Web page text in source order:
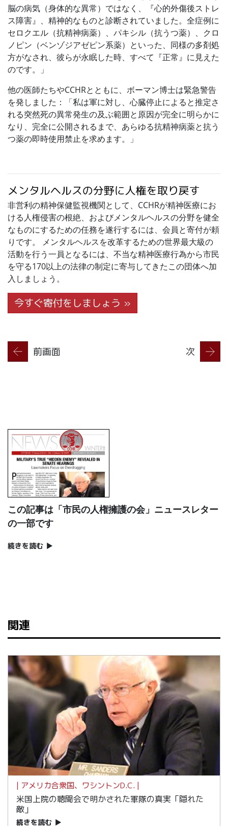
脳の病気（身体的な異常）ではなく、『心的外傷後ストレ
ス障害』、精神的なものと診断されていました。全症例に
セロクエル（抗精神病薬）、パキシル（抗うつ薬）、クロ
ノピン（ベンゾジアゼピン系薬）といった、同様の多剤処
方がなされ、彼らが永眠した時、すべて『正常』に見えた
のです。」
他の医師たちやCCHRとともに、ボーマン博士は緊急警告
を発しました：「私は軍に対し、心臓停止によると推定さ
れる突然死の異常発生の及ぶ範囲と原因が完全に明らかに
なり、完全に公開されるまで、あらゆる抗精神病薬と抗う
つ薬の即時使用禁止を求めます。」
メンタルヘルスの分野に人権を取り戻す
非営利の精神保健監視機関として、CCHRが精神医療にお
ける人権侵害の根絶、およびメンタルヘルスの分野を健全
なものにするための任務を遂行するには、会員と寄付が頼
りです。 メンタルヘルスを改革するための世界最大級の
活動を行う一員となるには、不当な精神医療行為から市民
を守る170以上の法律の制定に寄与してきたこの団体へ加
入しましょう。
今すぐ寄付をしましょう »
前画面 次
この記事は「市民の人権擁護の会」ニュースレター
の一部です
続きを読む ▶
関連
| アメリカ合衆国、ワシントンD.C. |
米国上院の聴聞会で明かされた軍隊の真実「隠れた
敵」
続きを読む ▶